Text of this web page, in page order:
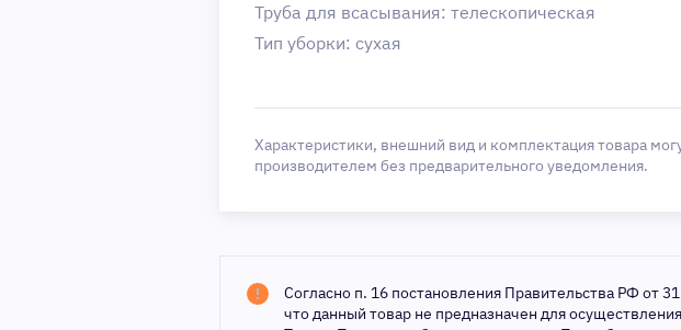
Труба для всасывания: телескопическая
Тип уборки: сухая
Характеристики, внешний вид и комплектация товара
производителем без предварительного уведомления.
Согласно п. 16 постановления Правительства РФ от
что данный товар не предназначен для